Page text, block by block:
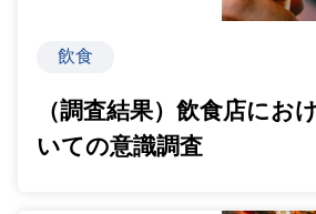
飲食
（調査結果）飲食店にお
いての意識調査